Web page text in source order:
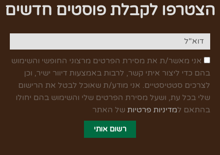
הצטרפו לקבלת פוסטים חדשים
אני מאשר/ת את מסירת הפרטים מרצוני החופשי והשימוש
בהם כדי ליצור איתי קשר, לרבות באמצעות דיוור ישיר, וכן
לצרכים סטטיסטיים. אני מודע/ת שאוכל לבטל את הרישום
שלי בכל עת, ושעל מסירת הפרטים שלי והשימוש בהם יחולו
בהתאם למדיניות פרטיות של האתר
רשום אותי